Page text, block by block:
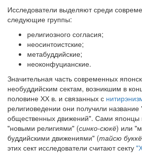
Исследователи выделяют среди
следующие группы:
религиозного согласия;
неосинтоистские;
метабуддийские;
неоконфуцианские.
Значительная часть современных
необуддийским сектам, возникшим в
половине ХХ в. и связанных с
религиоведении они получили название
общественных движений". Сами японцы
"новыми религиями" (синко-сюкё) или
буддийскими движениями" (тайсю
этих сект исследователи считают секту